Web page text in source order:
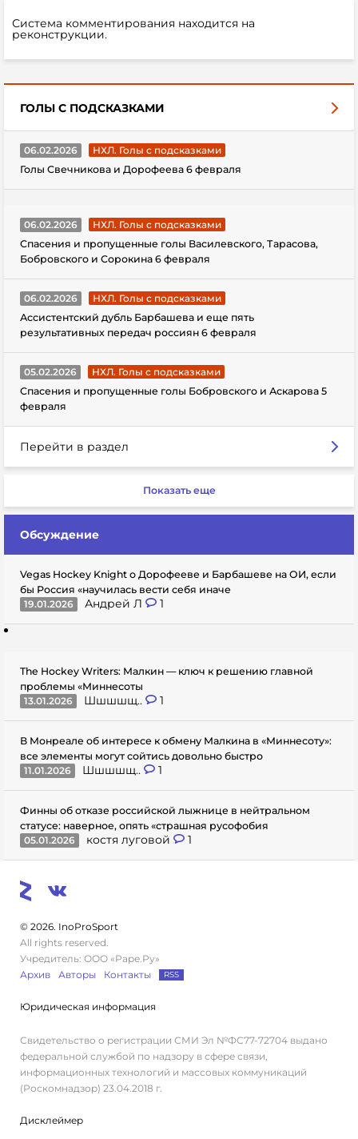
Система комментирования находится на
реконструкции.
ГОЛЫ С ПОДСКАЗКАМИ
06.02.2026
НХЛ. Голы с подсказками
Голы Свечникова и Дорофеева 6 февраля
06.02.2026
НХЛ. Голы с подсказками
Спасения и пропущенные голы Василевского, Тарасова,
Бобровского и Сорокина 6 февраля
06.02.2026
НХЛ. Голы с подсказками
Ассистентский дубль Барбашева и еще пять
результативных передач россиян 6 февраля
05.02.2026
НХЛ. Голы с подсказками
Спасения и пропущенные голы Бобровского и Аскарова 5
февраля
Перейти в раздел
Показать еще
Обсуждение
Vegas Hockey Knight о Дорофееве и Барбашеве на ОИ, если
бы Россия «научилась вести себя иначе
19.01.2026
Андрей Л 1
The Hockey Writers: Малкин — ключ к решению главной
проблемы «Миннесоты
13.01.2026
Шшшшщ.. 1
В Монреале об интересе к обмену Малкина в «Миннесоту»:
все элементы могут сойтись довольно быстро
11.01.2026
Шшшшщ.. 1
Финны об отказе российской лыжнице в нейтральном
статусе: наверное, опять «страшная русофобия
05.01.2026
костя луговой 1
© 2026. InoProSport
All rights reserved.
Учредитель: ООО «Раре.Ру»
Архив
Авторы Контакты RSS
Юридическая информация
Свидетельство о регистрации СМИ Эл №ФС77-72704 выдано
федеральной службой по надзору в сфере связи,
информационных технологий и массовых коммуникаций
(Роскомнадзор) 23.04.2018 г.
Дисклеймер